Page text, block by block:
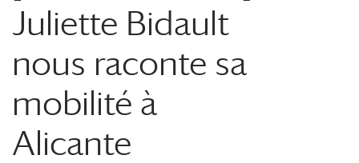
Juliette Bidault
nous raconte sa
mobilité à
Alicante